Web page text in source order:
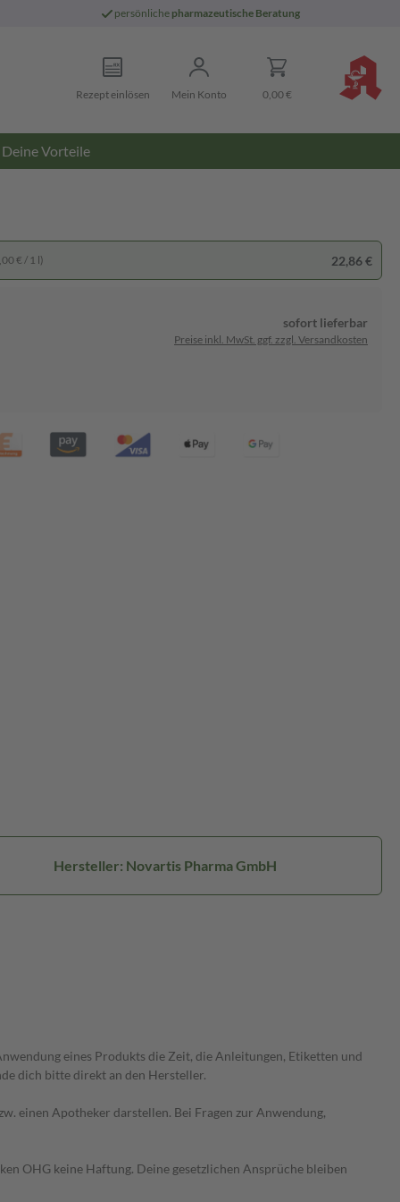
persönliche pharmazeutische Beratung
Rezept einlösen Mein Konto 0,00 €
Deine Vorteile
€ / 1 l) 22,86 €
sofort lieferbar
Preise inkl. MwSt. ggf. zzgl. Versandkosten
Hersteller: Novartis Pharma GmbH
eines Produkts die Zeit, die Anleitungen, Etiketten und
dich bitte direkt an den Hersteller.
einen Apotheker darstellen. Bei Fragen zur Anwendung,
OHG keine Haftung. Deine gesetzlichen Ansprüche bleiben